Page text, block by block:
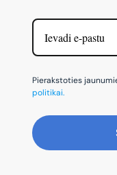
Pierakstoties
politikai.